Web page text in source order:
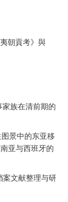
朝貢考》與
族在清前期的
景中的东亚移
亚与西班牙的
案文献整理与研